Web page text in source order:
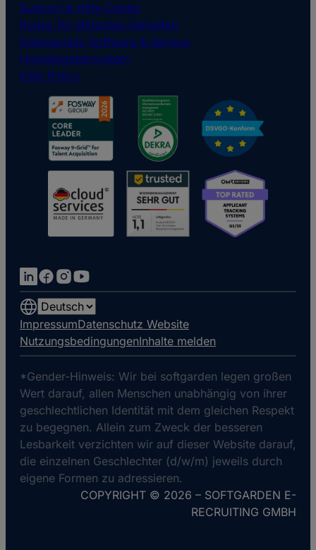
Support & Hilfe-Center
Kodex für ethisches Verhalten
Datenschutz Software & Service
Hinweisgebersystem
ESG-Policy
Choose
a
language
ImpressumDatenschutz Website
NutzungsbedingungenInhalte melden
*Gender-Hinweis: Wir bei softgarden legen großen
Wert darauf, allen Menschen unabhängig von ihrer
geschlechtlichen Identität mit dem gleichen Respekt
zu begegnen. Allein zum Zweck der besseren
Lesbarkeit verzichten wir auf dieser Website darauf,
die einzelnen Geschlechter (d/w/m) jeweils durch
eigene Formen zu adressieren.
COPYRIGHT © 2026 – SOFTGARDEN E-
RECRUITING GMBH